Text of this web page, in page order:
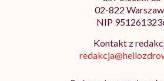
02-822
NIP
Kontakt z